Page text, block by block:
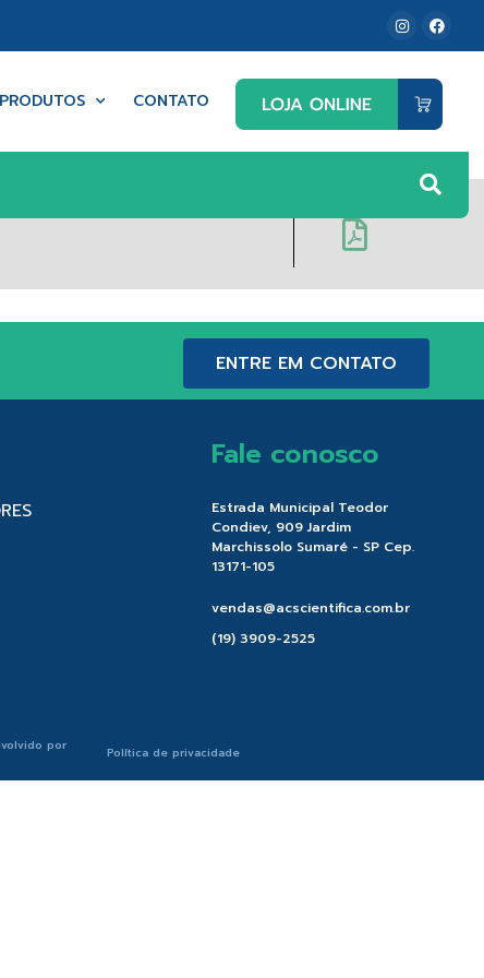
PRODUTOS CONTATO
ENTRE EM CONTATO
Fale conosco
Estrada Municipal Teodor
Condiev, 909 Jardim
Marchissolo Sumaré - SP Cep.
13171-105
vendas@acscientifica.com.br
(19) 3909-2525
por
Política de privacidade